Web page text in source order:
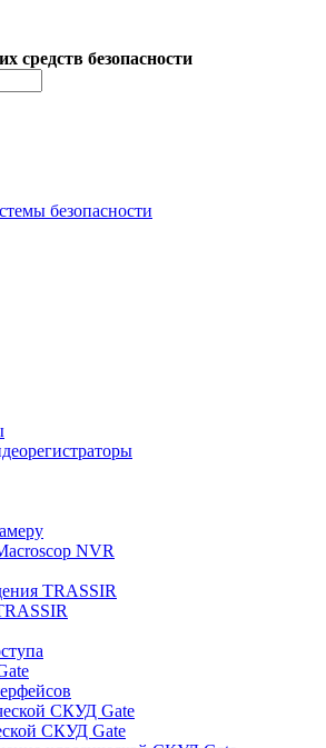
средств безопасности
безопасности
NVR
TRASSIR
СКУД Gate
СКУД Gate